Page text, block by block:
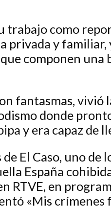
trabajo como
privada y
componen
fantasmas, vivió
donde
y era capaz de
de El Caso, uno de
España
en
«Mis crímenes